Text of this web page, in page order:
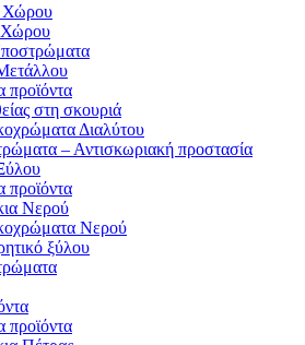
Χώρου
Χώρου
προϊόντα
στη σκουριά
Διαλύτου
– Αντισκωριακή προστασία
προϊόντα
Νερού
Νερού
ξύλου
προϊόντα